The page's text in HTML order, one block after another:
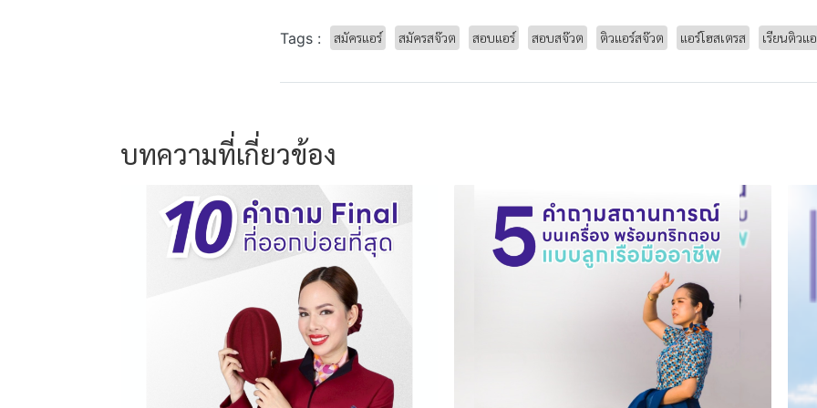
Tags : สมัครแอร์ สมัครสจ๊วต สอบแอร์ สอบสจ๊วต ติวแอร์สจ๊วต แอร์โฮสเตรส เรียนติวแ
บทความที่เกี่ยวข้อง